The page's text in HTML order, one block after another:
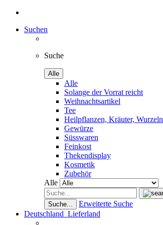
Suchen
Suche
Alle
Alle
Solange der Vorrat reicht
Weihnachtsartikel
Tee
Heilpflanzen, Kräuter, Wurzeln
Gewürze
Süsswaren
Feinkost
Thekendisplay
Kosmetik
Zubehör
Alle
Suche...
Erweiterte Suche
Deutschland Lieferland